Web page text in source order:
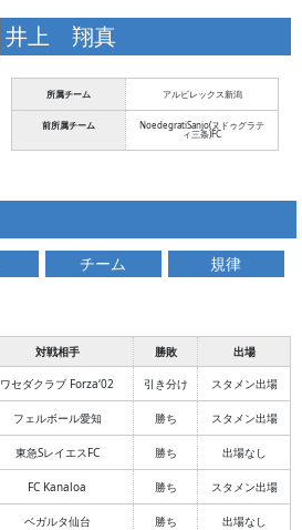
井上 翔真
所属チーム アルビレックス新潟
前所属チーム NoedegratiSanjo(ヌドゥグラテ
ィ三条)FC
チーム 規律
対戦相手 勝敗 出場
ワセダクラブ Forza‘02 引き分け スタメン出場
フェルボール愛知 勝ち スタメン出場
東急SレイエスFC 勝ち 出場なし
FC Kanaloa 勝ち スタメン出場
ベガルタ仙台 勝ち 出場なし